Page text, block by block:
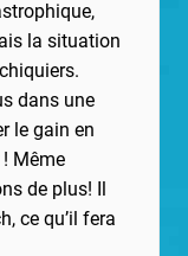
la situation
dans une
le gain en
Même
de plus! Il
ce qu’il fera